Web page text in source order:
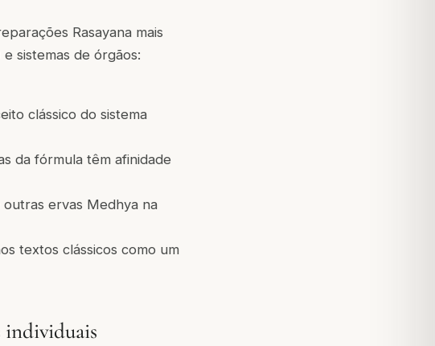
Rasayana mais
sistemas de órgãos:
clássico do sistema
da fórmula têm afinidade
ervas Medhya na
textos clássicos como um
individuais